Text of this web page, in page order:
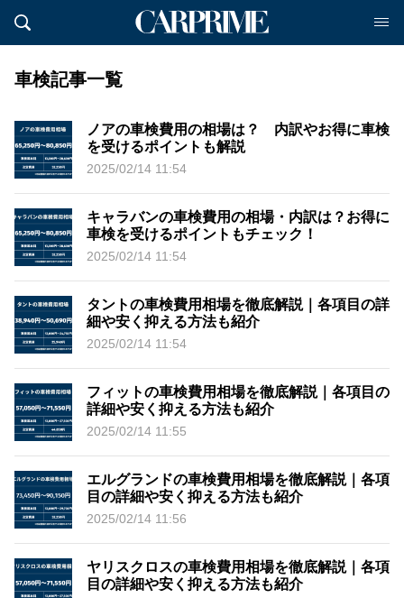
車検記事一覧
ノアの車検費用の相場は？ 内訳やお得に車検
を受けるポイントも解説
2025/02/14 11:54
キャラバンの車検費用の相場・内訳は？お得に
車検を受けるポイントもチェック！
2025/02/14 11:54
タントの車検費用相場を徹底解説｜各項目の詳
細や安く抑える方法も紹介
2025/02/14 11:54
フィットの車検費用相場を徹底解説｜各項目の
詳細や安く抑える方法も紹介
2025/02/14 11:55
エルグランドの車検費用相場を徹底解説｜各項
目の詳細や安く抑える方法も紹介
2025/02/14 11:56
ヤリスクロスの車検費用相場を徹底解説｜各項
目の詳細や安く抑える方法も紹介